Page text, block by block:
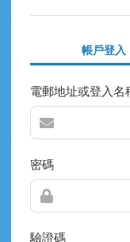
帳戶登入
電郵地址或登入名
密碼
驗證碼